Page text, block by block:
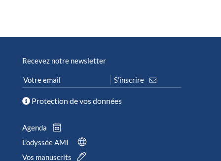
Recevez notre newsletter
Protection de vos données
Agenda
L’odyssée AMI
Vos manuscrits